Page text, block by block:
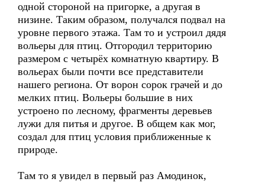
одной стороной на пригорке, а другая в
низине. Таким образом, получался подвал на
уровне первого этажа. Там то и устроил дядя
вольеры для птиц. Отгородил территорию
размером с четырёх комнатную квартиру. В
вольерах были почти все представители
нашего региона. От ворон сорок грачей и до
мелких птиц. Вольеры большие в них
устроено по лесному, фрагменты деревьев
лужи для питья и другое. В общем как мог,
создал для птиц условия приближенные к
природе.
Там то я увидел в первый раз Амодинок,